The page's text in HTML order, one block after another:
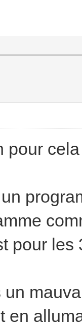
pour
pour les
en